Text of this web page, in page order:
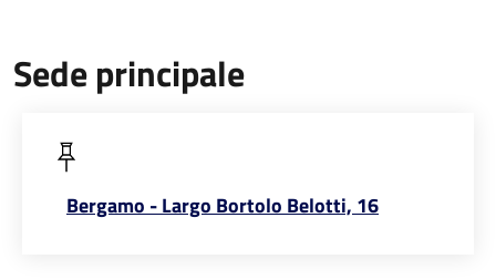
Sede principale
Bergamo - Largo Bortolo Belotti, 16